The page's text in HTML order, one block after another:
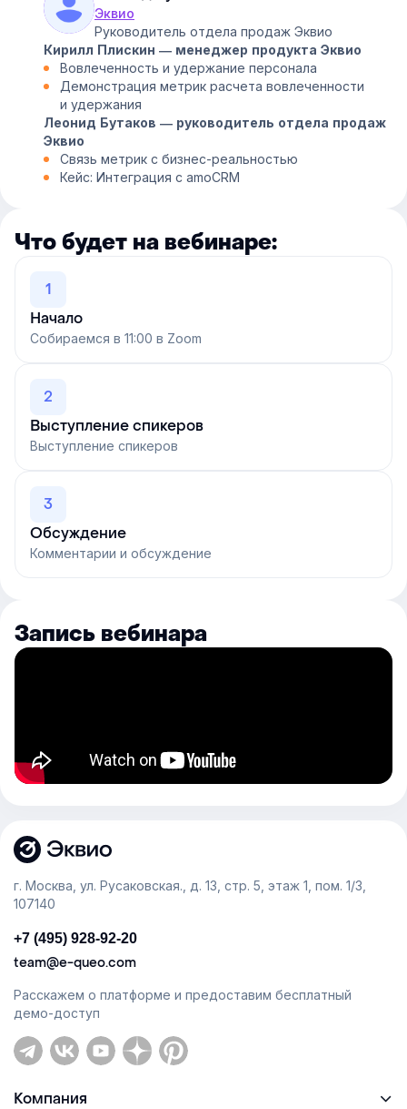
Эквио
Руководитель отдела продаж Эквио
Кирилл Плискин — менеджер продукта Эквио
Вовлеченность и удержание персонала
Демонстрация метрик расчета вовлеченности
и удержания
Леонид Бутаков — руководитель отдела продаж
Эквио
Связь метрик с бизнес-реальностью
Кейс: Интеграция с amoCRM
Что будет на вебинаре:
1
Начало
Собираемся в 11:00 в Zoom
2
Выступление спикеров
Выступление спикеров
3
Обсуждение
Комментарии и обсуждение
Запись вебинара
г. Москва, ул. Русаковская., д. 13, стр. 5, этаж 1, пом. 1/3,
107140
+7 (495) 928-92-20
team@e-queo.com
Расскажем о платформе и предоставим бесплатный
демо-доступ
Компания